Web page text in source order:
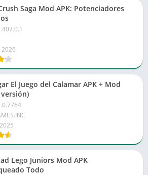
Saga Mod APK: Potenciadores
El Juego del Calamar APK + Mod
Lego Juniors Mod APK
Todo